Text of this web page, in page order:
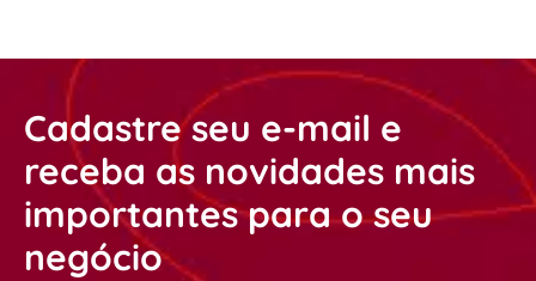
Cadastre seu e-mail e
receba as novidades mais
importantes para o seu
negócio